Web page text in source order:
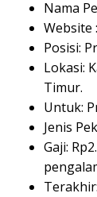
Nama
Website :
Posisi:
Lokasi:
Timur.
Untuk:
Jenis
Gaji: Rp